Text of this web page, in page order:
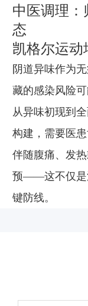
中医调理：
态
凯格尔运动
阴道异味作为
藏的感染风险
从异味初现到
构建，需要医
伴随腹痛、发
预——这不仅是
键防线。